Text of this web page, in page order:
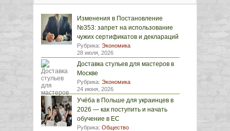
Изменения в Постановление
№353: запрет на использование
чужих сертификатов и деклараций
Рубрика: Экономика
28 июля, 2026
Доставка стульев для мастеров в
Москве
Рубрика: Экономика
24 июня, 2026
Учёба в Польше для украинцев в
2026 — как поступить и начать
обучение в ЕС
Рубрика: Общество